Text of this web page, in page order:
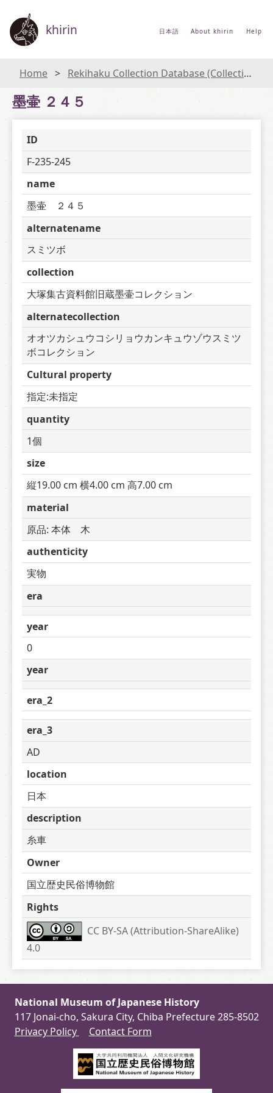
khirin 日本語 About khirin Help
Home Rekihaku Collection Database (Collections Database of the National Museum of Japanese History)
墨壷 ２４５
ID
F-235-245
name
墨壷　２４５
alternatename
スミツボ
collection
大塚集古資料館旧蔵墨壷コレクション
alternatecollection
オオツカシュウコシリョウカンキュウゾウスミツ
ボコレクション
Cultural property
指定:未指定
quantity
1個
size
縦19.00 cm 横4.00 cm 高7.00 cm
material
原品: 本体　木
authenticity
実物
era
year
0
year
era_2
era_3
AD
location
日本
description
糸車
Owner
国立歴史民俗博物館
Rights
CC BY-SA (Attribution-ShareAlike)
4.0
National Museum of Japanese History
117 Jonai-cho, Sakura City, Chiba Prefecture 285-8502
Privacy Policy
Contact Form